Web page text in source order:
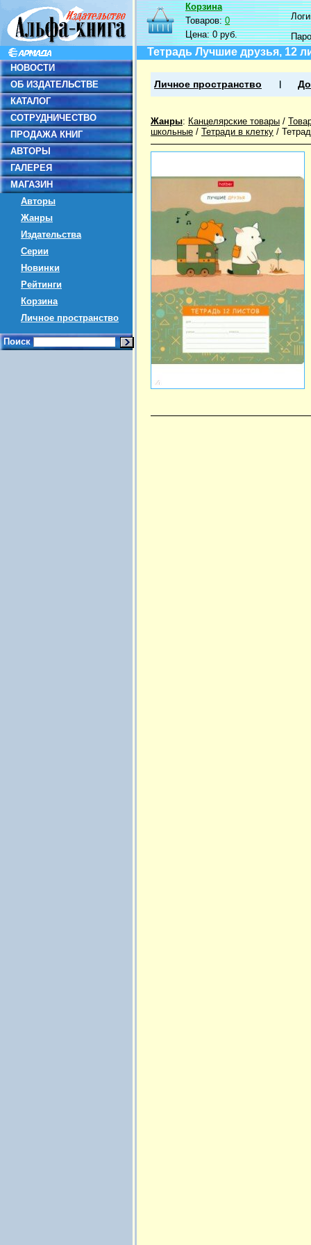
НОВОСТИ
ОБ ИЗДАТЕЛЬСТВЕ
КАТАЛОГ
СОТРУДНИЧЕСТВО
ПРОДАЖА КНИГ
АВТОРЫ
ГАЛЕРЕЯ
МАГАЗИН
Авторы
Жанры
Издательства
Серии
Новинки
Рейтинги
Корзина
Личное пространство
Поиск
Корзина
Товаров:0
Цена:0 руб.
Тетрадь Лучшие друзья, 12
Личное пространство
Жанры: Канцелярские товары /
школьные / Тетради в клетку /